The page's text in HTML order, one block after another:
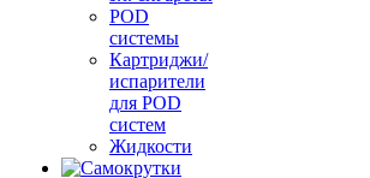
POD
системы
Картриджи/
испарители
для POD
систем
Жидкости